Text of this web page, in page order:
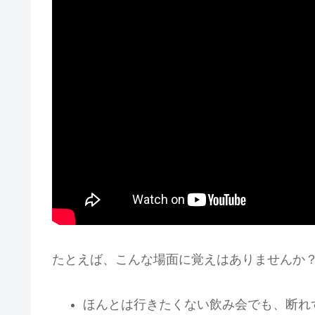
たとえば、こんな場面に覚えはありませんか？
ほんとは行きたくない飲み会でも、断れ